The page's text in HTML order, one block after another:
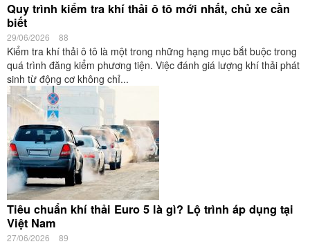
Quy trình kiểm tra khí thải ô tô mới nhất, chủ xe cần
biết
29/06/2026 88
Kiểm tra khí thải ô tô là một trong những hạng mục bắt buộc trong
quá trình đăng kiểm phương tiện. Việc đánh giá lượng khí thải phát
sinh từ động cơ không chỉ...
Tiêu chuẩn khí thải Euro 5 là gì? Lộ trình áp dụng tại
Việt Nam
27/06/2026 89